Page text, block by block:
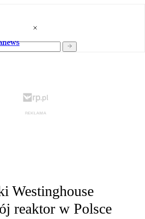
Westinghouse
reaktor w Polsce